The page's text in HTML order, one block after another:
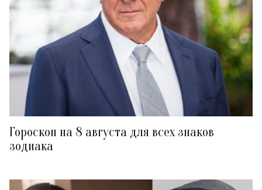
Гороскоп на 8 августа для всех знаков
зодиака